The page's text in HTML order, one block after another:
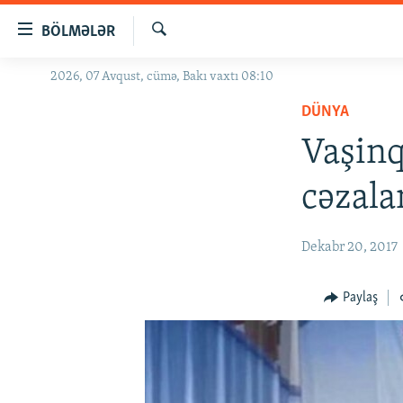
BÖLMƏLƏR
GÜNDƏM
Axtar
2026, 07 Avqust, cümə, Bakı vaxtı 08:10
DÜNYA
Dekabr 20, 2017
Paylaş